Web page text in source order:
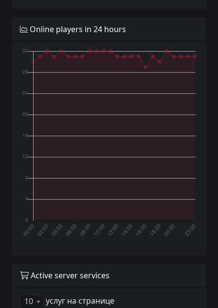
Online players in 24 hours
Active server services
10
услуг на странице